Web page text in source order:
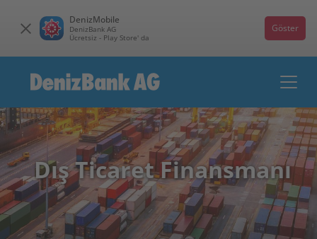
DenizMobile
DenizBank AG
Ücretsiz - Play Store' da
Göster
Dış Ticaret Finansmanı